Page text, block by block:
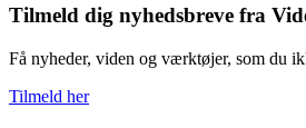
Tilmeld dig nyhedsbreve fra
Få nyheder, viden og værktøjer, som du
Tilmeld her